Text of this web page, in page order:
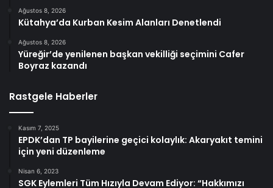
Ağustos 8, 2026
Kütahya’da Kurban Kesim Alanları Denetlendi
Ağustos 8, 2026
Yüreğir’de yenilenen başkan vekilliği seçimini Cafer
Boyraz kazandı
Rastgele Haberler
Kasım 7, 2025
EPDK’dan TP bayilerine geçici kolaylık: Akaryakıt temini
için yeni düzenleme
Nisan 6, 2023
SGK Eylemleri Tüm Hızıyla Devam Ediyor: “Hakkımızı